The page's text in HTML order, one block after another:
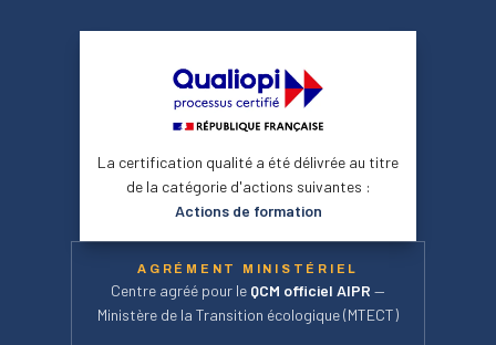
La certification qualité a été délivrée au titre
de la catégorie d'actions suivantes :
Actions de formation
AGRÉMENT MINISTÉRIEL
Centre agréé pour le QCM officiel AIPR —
Ministère de la Transition écologique (MTECT)